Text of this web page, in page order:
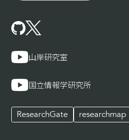
山岸研究室
国立情報学研究所
ResearchGate researchmap